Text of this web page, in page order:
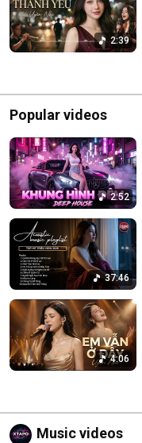
2:39
Popular videos
2:52
37:46
4:06
Music videos